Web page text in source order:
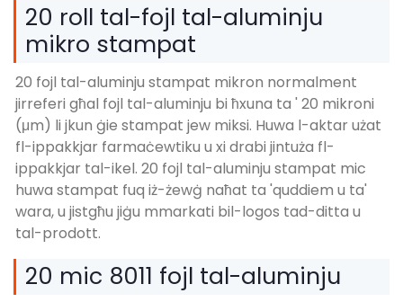
20 roll tal-fojl tal-aluminju
mikro stampat
20 fojl tal-aluminju stampat mikron normalment
jirreferi għal fojl tal-aluminju bi ħxuna ta ' 20 mikroni
(μm) li jkun ġie stampat jew miksi. Huwa l-aktar użat
fl-ippakkjar farmaċewtiku u xi drabi jintuża fl-
ippakkjar tal-ikel. 20 fojl tal-aluminju stampat mic
huwa stampat fuq iż-żewġ naħat ta 'quddiem u ta'
wara, u jistgħu jiġu mmarkati bil-logos tad-ditta u
tal-prodott.
20 mic 8011 fojl tal-aluminju